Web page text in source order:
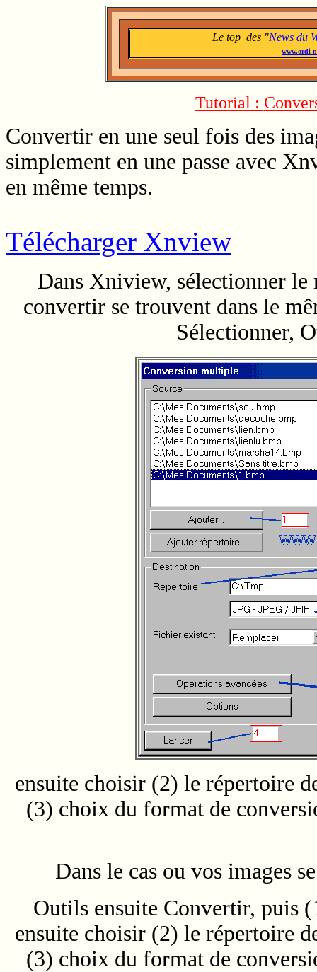
Le top des "News du
www.ordi-
Tutorial :
Convertir en une seul fois des
simplement en une passe avec
en même temps.
Télécharger Xnview
Dans Xniview, sélectionner le
convertir se trouvent dans le
Sélectionner,
ensuite choisir (2) le répertoire
(3) choix du format de
Dans le cas ou vos images
Outils ensuite Convertir, puis
ensuite choisir (2) le répertoire
(3) choix du format de